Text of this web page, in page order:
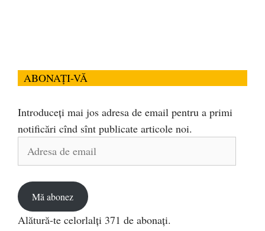
ABONAȚI-VĂ
Introduceți mai jos adresa de email pentru a primi
notificări cînd sînt publicate articole noi.
Adresa
Mă abonez
Alătură-te celorlalți 371 de abonați.